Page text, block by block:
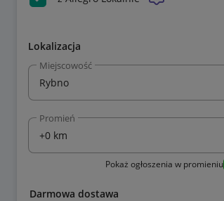
Lokalizacja
Miejscowość
Promień
Pokaż ogłoszenia w promieniu
Darmowa dostawa